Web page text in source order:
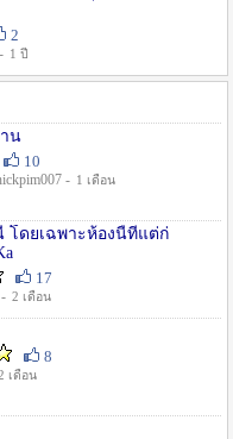
2
1 ปี
น
10
- 1 เดือน
โดยเฉพาะห้องนี้ที่แต่ก่
Ka
17
2 เดือน
8
เดือน